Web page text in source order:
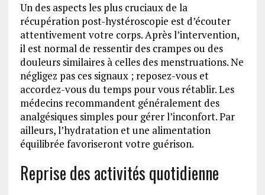
Un des aspects les plus cruciaux de la
récupération post-hystéroscopie est d’écouter
attentivement votre corps. Après l’intervention,
il est normal de ressentir des crampes ou des
douleurs similaires à celles des menstruations. Ne
négligez pas ces signaux ; reposez-vous et
accordez-vous du temps pour vous rétablir. Les
médecins recommandent généralement des
analgésiques simples pour gérer l’inconfort. Par
ailleurs, l’hydratation et une alimentation
équilibrée favoriseront votre guérison.
Reprise des activités quotidienne